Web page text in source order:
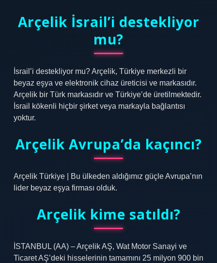
Arçelik İsrail’i destekliyor
mu?
İsrail’i destekliyor mu? Arçelik, Türkiye merkezli bir
beyaz eşya ve elektronik cihaz üreticisi ve markasıdır.
Arçelik bir Türk markasıdır ve Türkiye’de üretilmektedir.
İsrail kökenli hiçbir şirket veya markayla bağlantısı
yoktur.
Arçelik Avrupa’da kaçıncı?
Arçelik Türkiye | Bu ülkeden aldığımız güçle Avrupa’nın
lider beyaz eşya firması olduk.
Arçelik kime satıldı?
İSTANBUL (AA) – Arçelik AŞ, Wat Motor Sanayi ve
Ticaret AŞ’deki hisselerinin tamamını 25 milyon 900 bin